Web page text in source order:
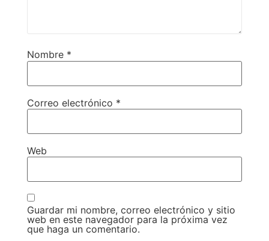
Nombre *
Correo electrónico *
Web
Guardar mi nombre, correo electrónico y sitio
web en este navegador para la próxima vez
que haga un comentario.